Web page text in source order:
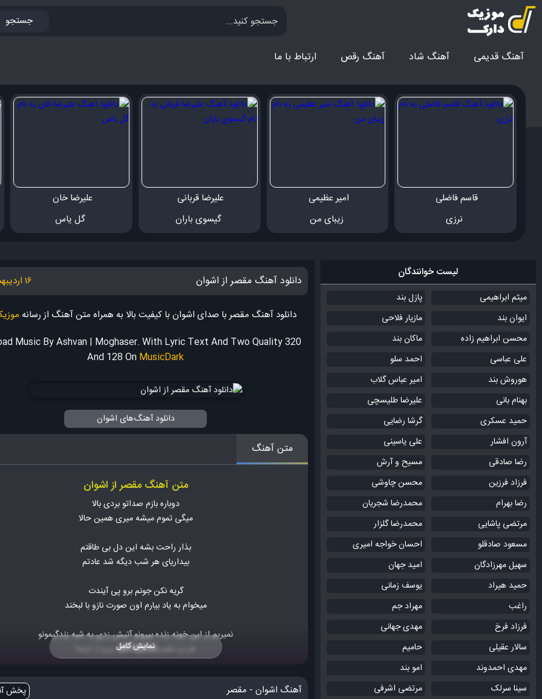
جستجو
آهنگ قدیمی آهنگ‌ شاد آهنگ رقص ارتباط با ما
قاسم فاضلی
نرزی
امیر عظیمی
زیبای من
علیرضا قربانی
گیسوی باران
علیرضا خان
گل یاس
دانلود آهنگ مقصر از اشوان ۱۶ اردیبهشت ۱۴۰۳
دانلود آهنگ مقصر با صدای اشوان با کیفیت بالا به همراه متن آهنگ از رسانه
Music By Ashvan | Moghaser. With Lyric Text And Two Quality 320
And 128 On MusicDark
دانلود آهنگ‌های اشوان
متن آهنگ
متن آهنگ مقصر از اشوان
دوباره بازم صداتو بردی بالا
میگی تموم میشه میری همین حالا
بذار راحت بشه این دل بی طاقتم
بیداریای هر شب دیگه شد عادتم
گریه نکن جونم برو پی آیندت
میخوام به یاد بیارم اون صورت نازو با لبخند
نمیریم از این خونه زنده بیرونو آتیش زدی یه شبه زندگیمونو
هردو مقصریم دیگه باید بریم از اینجا
نمایش کامل
آهنگ اشوان - مقصر پخش
لیست خوانندگان
میثم ابراهیمی
پازل بند
ایوان بند
مازیار فلاحی
محسن ابراهیم زاده
ماکان بند
علی عباسی
احمد سلو
هوروش بند
امیر عباس گلاب
بهنام بانی
علیرضا طلیسچی
حمید عسکری
گرشا رضایی
آرون افشار
علی یاسینی
رضا صادقی
مسیح و آرش
فرزاد فرزین
محسن چاوشی
رضا بهرام
محمدرضا شجریان
مرتضی پاشایی
محمدرضا گلزار
مسعود صادقلو
احسان خواجه امیری
سهیل مهرزادگان
امید جهان
حمید هیراد
یوسف زمانی
راغب
مهراد جم
فرزاد فرخ
مهدی جهانی
سالار عقیلی
حامیم
مهدی احمدوند
امو بند
سینا سرلک
مرتضی اشرفی